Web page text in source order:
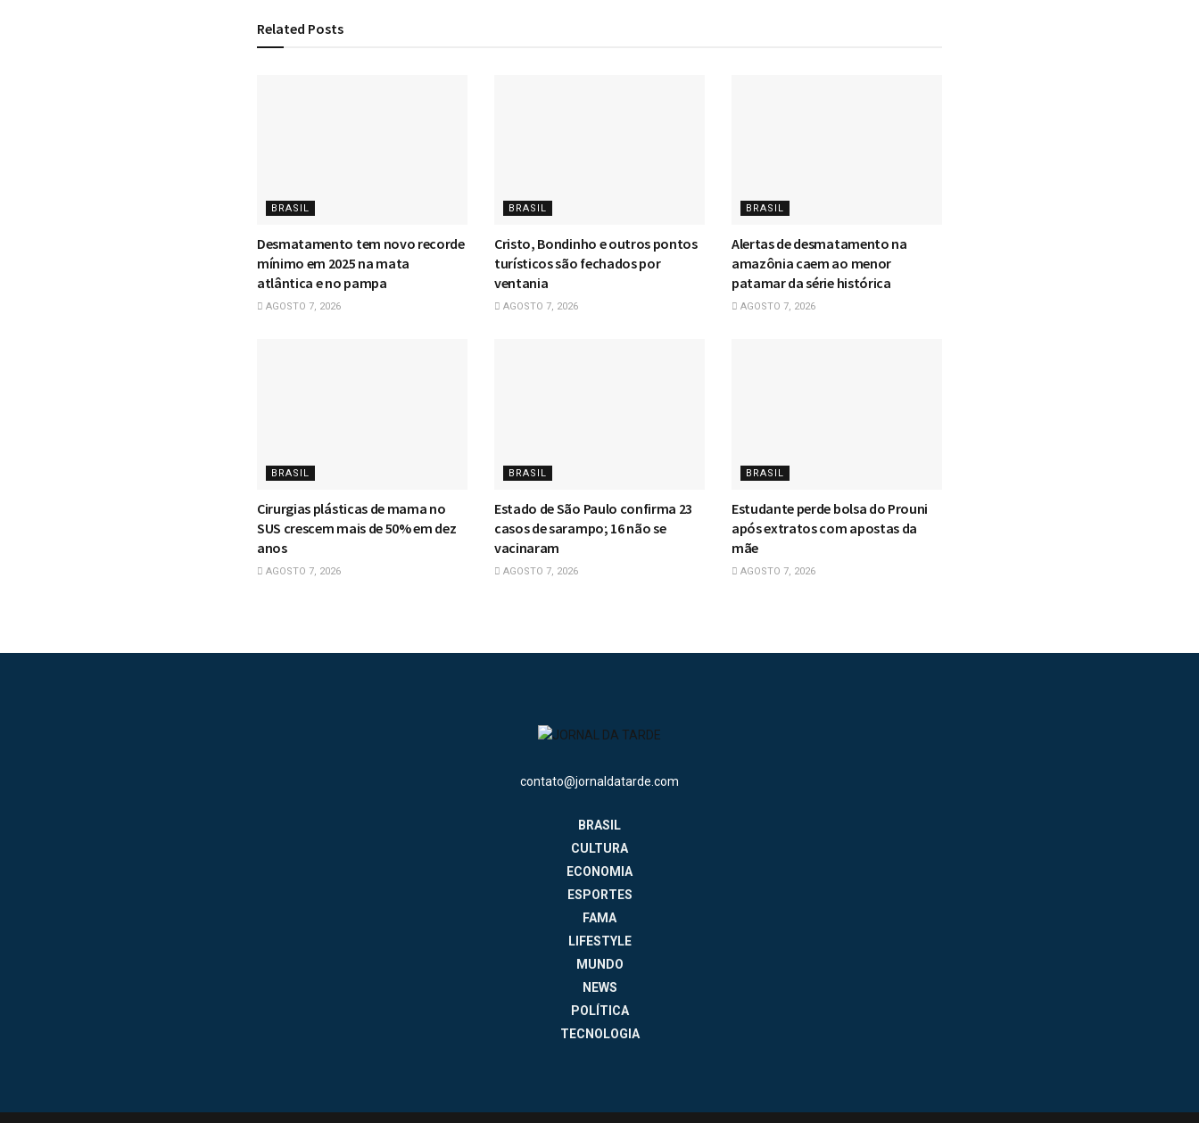
Related Posts
BRASIL
Desmatamento tem novo recorde
mínimo em 2025 na mata
atlântica e no pampa
AGOSTO 7, 2026
BRASIL
Cristo, Bondinho e outros pontos
turísticos são fechados por
ventania
AGOSTO 7, 2026
BRASIL
Alertas de desmatamento na
amazônia caem ao menor
patamar da série histórica
AGOSTO 7, 2026
BRASIL
Cirurgias plásticas de mama no
SUS crescem mais de 50% em dez
anos
AGOSTO 7, 2026
BRASIL
Estado de São Paulo confirma 23
casos de sarampo; 16 não se
vacinaram
AGOSTO 7, 2026
BRASIL
Estudante perde bolsa do Prouni
após extratos com apostas da
mãe
AGOSTO 7, 2026
contato@jornaldatarde.com
BRASIL
CULTURA
ECONOMIA
ESPORTES
FAMA
LIFESTYLE
MUNDO
NEWS
POLÍTICA
TECNOLOGIA